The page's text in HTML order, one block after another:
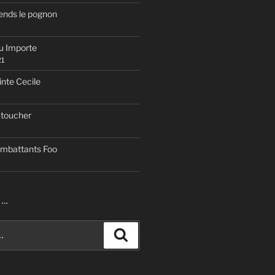
le pognon
Importe
Cecile
toucher
Foo